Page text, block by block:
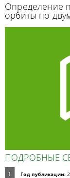
Определение
орбиты по
ПОДРОБНЫЕ
Год публикации: